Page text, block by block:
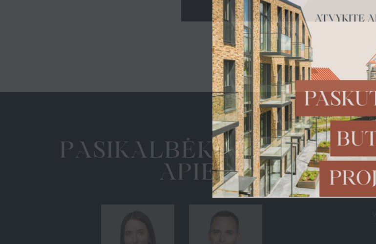
Kontaktai
APIE ŠV. STEPONO SKVERĄ
PASIKALBĖKIME
APIE NAMUS